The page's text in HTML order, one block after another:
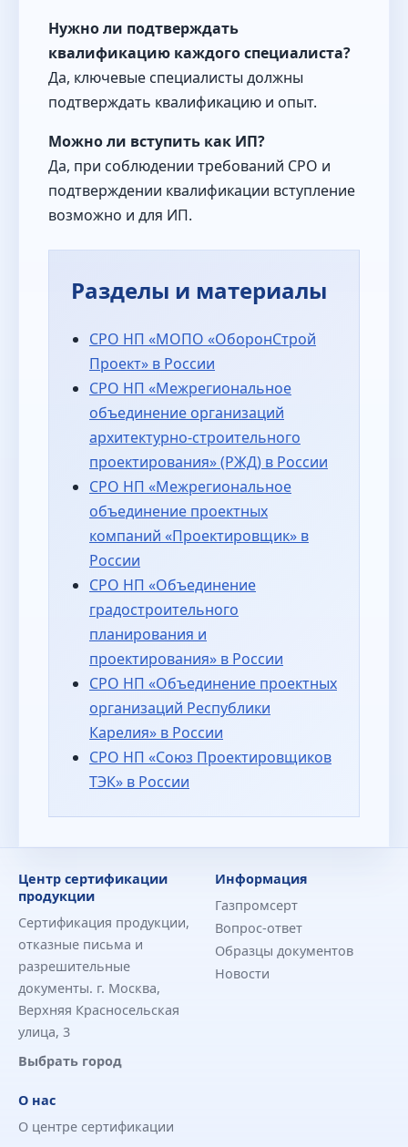
Нужно ли подтверждать
квалификацию каждого специалиста?
Да, ключевые специалисты должны
подтверждать квалификацию и опыт.
Можно ли вступить как ИП?
Да, при соблюдении требований СРО и
подтверждении квалификации вступление
возможно и для ИП.
Разделы и материалы
СРО НП «МОПО «ОборонСтрой
Проект» в России
СРО НП «Межрегиональное
объединение организаций
архитектурно-строительного
проектирования» (РЖД) в России
СРО НП «Межрегиональное
объединение проектных
компаний «Проектировщик» в
России
СРО НП «Объединение
градостроительного
планирования и
проектирования» в России
СРО НП «Объединение проектных
организаций Республики
Карелия» в России
СРО НП «Союз Проектировщиков
ТЭК» в России
Центр сертификации
продукции
Сертификация продукции,
отказные письма и
разрешительные
документы. г. Москва,
Верхняя Красносельская
улица, 3
Выбрать город
Информация
Газпромсерт
Вопрос-ответ
Образцы документов
Новости
О нас
О центре сертификации